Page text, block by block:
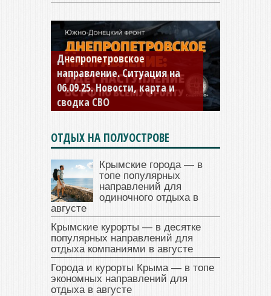
Константиновское
направление. Ситуация на
04.09.25 Новости, карта и
сводка СВО
ОТДЫХ НА ПОЛУОСТРОВЕ
Крымские города — в
топе популярных
направлений для
одиночного отдыха в
августе
Крымские курорты — в десятке
популярных направлений для
отдыха компаниями в августе
Города и курорты Крыма — в топе
экономных направлений для
отдыха в августе